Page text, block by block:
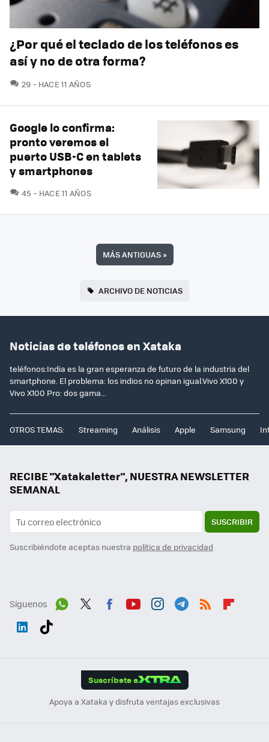
¿Por qué el teclado de los teléfonos es
así y no de otra forma?
29 COMENTARIOS
HACE 11 AÑOS
Google lo confirma:
pronto veremos el
puerto USB-C en tablets
y smartphones
45 COMENTARIOS
HACE 11 AÑOS
MÁS ANTIGUAS»
ARCHIVO DE NOTICIAS
Noticias de teléfonos en Xataka
teléfonos:India es la gran esperanza de futuro de la industria del
smartphone. El problema: los indios no opinan igual.Vivo X100 y
Vivo X100 Pro: dos gama...
OTROS TEMAS: Streaming Análisis Apple Samsung
RECIBE "Xatakaletter", NUESTRA NEWSLETTER
SEMANAL
SUSCRIBIR
Suscribiéndote aceptas nuestra política de privacidad
Síguenos
Suscríbete a
Apoya a Xataka y disfruta ventajas exclusivas